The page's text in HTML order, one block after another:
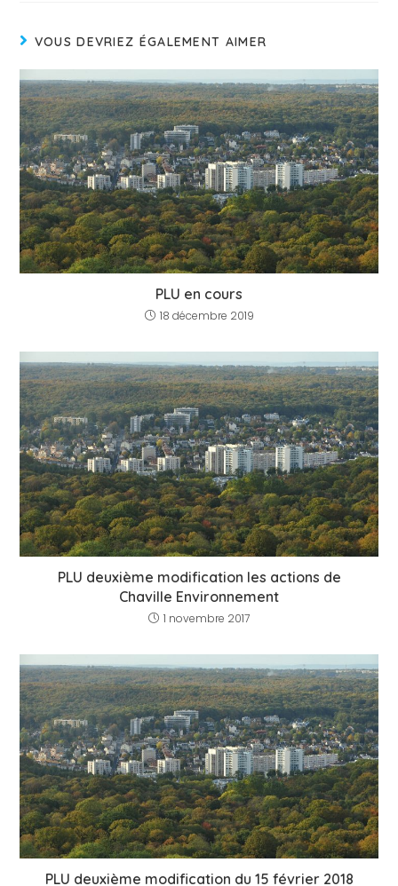
VOUS DEVRIEZ ÉGALEMENT AIMER
PLU en cours
18 décembre 2019
PLU deuxième modification les actions de
Chaville Environnement
1 novembre 2017
PLU deuxième modification du 15 février 2018